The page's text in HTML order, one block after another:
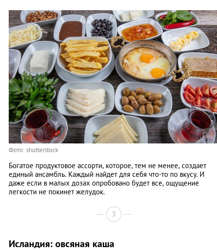
Фото: shutterstock
Богатое продуктовое ассорти, которое, тем не менее, создает
единый ансамбль. Каждый найдет для себя что-то по вкусу. И
даже если в малых дозах опробовано будет все, ощущение
легкости не покинет желудок.
3
Исландия: овсяная каша